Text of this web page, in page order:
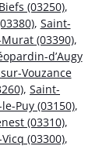
(03250),
, Saint-
(03390),
d’Augy
Vouzance
, Saint-
Puy (03150),
(03310),
(03300),